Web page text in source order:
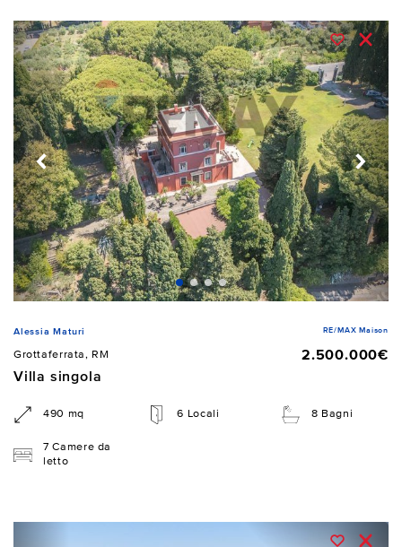
Alessia Maturi RE/MAX Maison
Grottaferrata, RM
2.500.000€
Villa singola
490 mq 6 Locali 8 Bagni
7 Camere da
letto